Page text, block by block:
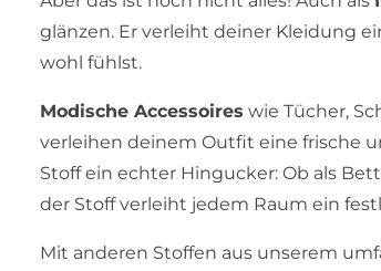
glänzen. Er verleiht deiner Kleidung
wohl fühlst.
Modische Accessoires wie Tücher,
verleihen deinem Outfit eine frische
Stoff ein echter Hingucker: Ob als
der Stoff verleiht jedem Raum ein
Mit anderen Stoffen aus unserem